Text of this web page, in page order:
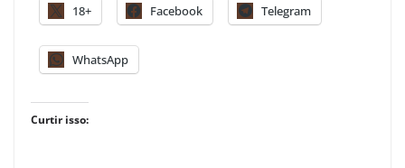
18+ Facebook Telegram
WhatsApp
Curtir isso: